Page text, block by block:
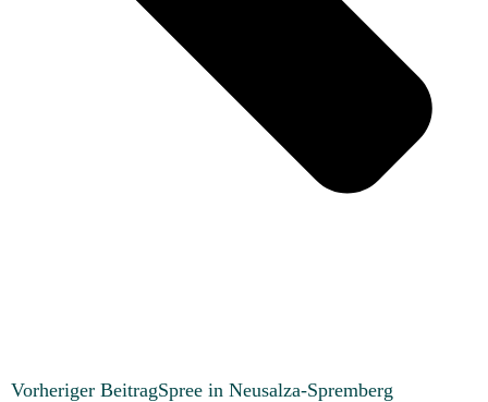
Vorheriger BeitragSpree in Neusalza-Spremberg